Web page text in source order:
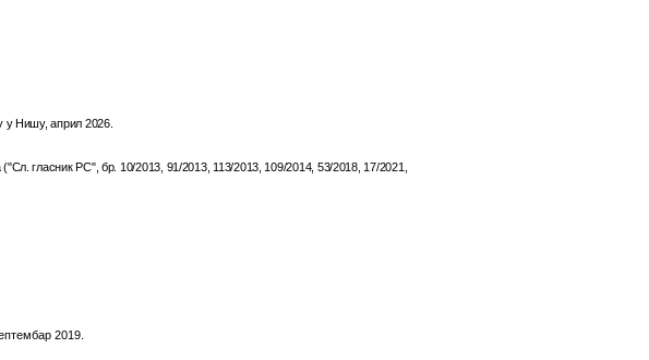
у Нишу, април 2026.
гласник РС", бр. 10/2013, 91/2013, 113/2013, 109/2014, 53/2018, 17/2021,
2019.